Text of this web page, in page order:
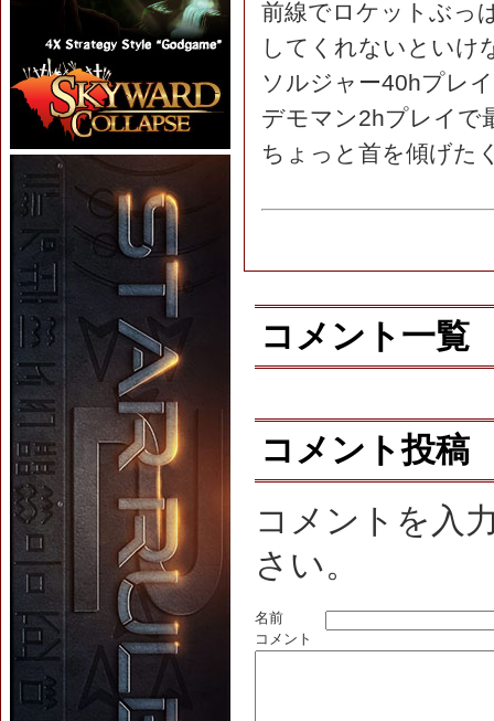
前線でロケットぶっ
してくれないとい
ソルジャー40hプレ
デモマン2hプレイで
ちょっと首を傾げた
コメント一覧
コメント投稿
コメントを入
さい。
名前
コメント